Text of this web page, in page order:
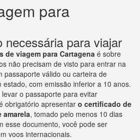
para
necessária para viajar
de viagem para Cartagena é sobre
não precisam de visto para entrar na
passaporte válido ou carteira de
com emissão inferior a 10 anos.
o passaporte para evitar
obrigatório apresentar o certificado de
amarela, tomado pelo menos 10 dias
esse documento, você pode ser
voos internacionais.